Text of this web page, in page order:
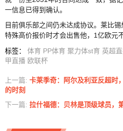
一信息已得到确认。
目前俱乐部之间仍未达成协议。莱比
特殊高价报价时才会出售他，1亿欧元不
标签： 体育 PP体育 聚力体st育 英超
甲直播 欧联杯
上一篇: 卡莱季奇：阿尔及利亚反超时
的时刻
下一篇: 拉什福德：贝林是顶级球员，